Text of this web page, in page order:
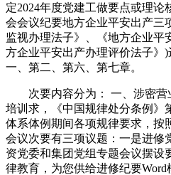
定2024年度党建工做要点或理
会会议纪要地方企业平安出产三
监视办理法子》、《地方企业平
方企业平安出产办理评价法子》
一、第二、第六、第七章。
次要内容分为： 一、涉密营
培训求，《中国规律处分条例》
体系体例期间各项规律要求，按
会议次要有三项议题：一是进修
资党委和集团党组专题会议摆设
律教育，为您供给进修纪要Word